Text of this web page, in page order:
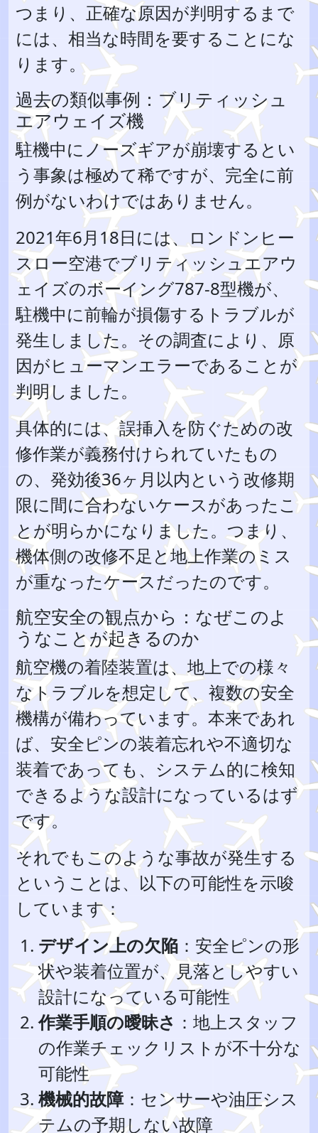
つまり、正確な原因が判明するまで
には、相当な時間を要することにな
ります。
過去の類似事例：ブリティッシュ
エアウェイズ機
駐機中にノーズギアが崩壊するとい
う事象は極めて稀ですが、完全に前
例がないわけではありません。
2021年6月18日には、ロンドンヒー
スロー空港でブリティッシュエアウ
ェイズのボーイング787-8型機が、
駐機中に前輪が損傷するトラブルが
発生しました。その調査により、原
因がヒューマンエラーであることが
判明しました。
具体的には、誤挿入を防ぐための改
修作業が義務付けられていたもの
の、発効後36ヶ月以内という改修期
限に間に合わないケースがあったこ
とが明らかになりました。つまり、
機体側の改修不足と地上作業のミス
が重なったケースだったのです。
航空安全の観点から：なぜこのよ
うなことが起きるのか
航空機の着陸装置は、地上での様々
なトラブルを想定して、複数の安全
機構が備わっています。本来であれ
ば、安全ピンの装着忘れや不適切な
装着であっても、システム的に検知
できるような設計になっているはず
です。
それでもこのような事故が発生する
ということは、以下の可能性を示唆
しています：
デザイン上の欠陥 ：安全ピンの形
状や装着位置が、見落としやすい
設計になっている可能性
作業手順の曖昧さ ：地上スタッフ
の作業チェックリストが不十分な
可能性
機械的故障：センサーや油圧シス
テムの予期しない故障